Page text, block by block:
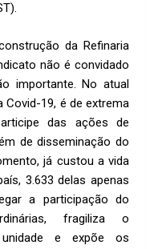
da Refinaria
não é convidado
importante. No atual
Covid-19, é de extrema
das ações de
de disseminação do
já custou a vida
3.633 delas apenas
a participação do
fragiliza o
e expõe os